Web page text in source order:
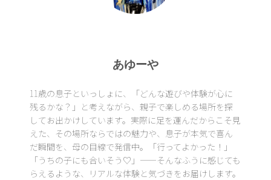
あゆーや
11歳の息子といっしょに、「どんな遊びや体験が心に
残るかな？」と考えながら、親子で楽しめる場所を探
してお出かけしています。実際に足を運んだからこそ見
えた、その場所ならではの魅力や、息子が本気で喜ん
だ瞬間を、母の目線で発信中。「行ってよかった！」
「うちの子にも合いそう♡」——そんなふうに感じても
らえるような、リアルな体験と気づきをお届けします。